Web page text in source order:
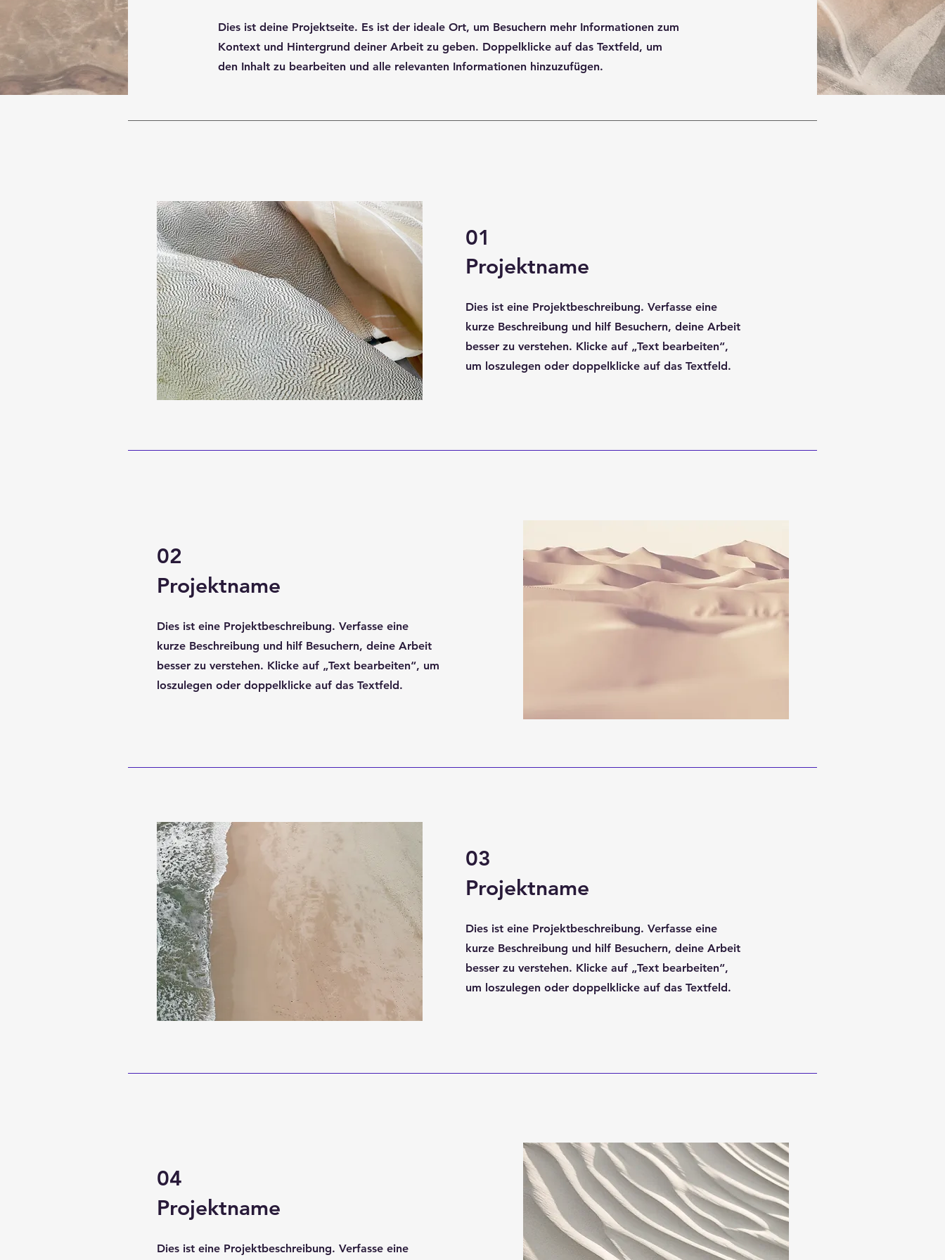
Dies ist deine Projektseite. Es ist der ideale Ort, um Besuchern mehr Informationen zum
Kontext und Hintergrund deiner Arbeit zu geben. Doppelklicke auf das Textfeld, um
den Inhalt zu bearbeiten und alle relevanten Informationen hinzuzufügen.
01
Projektname
Dies ist eine Projektbeschreibung. Verfasse eine
kurze Beschreibung und hilf Besuchern, deine Arbeit
besser zu verstehen. Klicke auf „Text bearbeiten“,
um loszulegen oder doppelklicke auf das Textfeld.
02
Projektname
Dies ist eine Projektbeschreibung. Verfasse eine
kurze Beschreibung und hilf Besuchern, deine Arbeit
besser zu verstehen. Klicke auf „Text bearbeiten“, um
loszulegen oder doppelklicke auf das Textfeld.
03
Projektname
Dies ist eine Projektbeschreibung. Verfasse eine
kurze Beschreibung und hilf Besuchern, deine Arbeit
besser zu verstehen. Klicke auf „Text bearbeiten“,
um loszulegen oder doppelklicke auf das Textfeld.
04
Projektname
Dies ist eine Projektbeschreibung. Verfasse eine